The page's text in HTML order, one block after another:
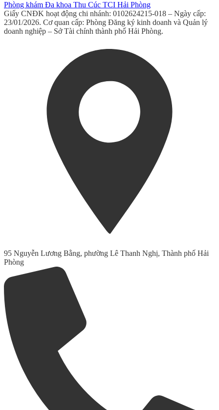
Phòng khám Đa khoa Thu Cúc TCI Hải Phòng
Giấy CNĐK hoạt động chi nhánh: 0102624215-018 – Ngày cấp:
23/01/2026. Cơ quan cấp: Phòng Đăng ký kinh doanh và Quản lý
doanh nghiệp – Sở Tài chính thành phố Hải Phòng.
95 Nguyễn Lương Bằng, phường Lê Thanh Nghị, Thành phố Hải
Phòng